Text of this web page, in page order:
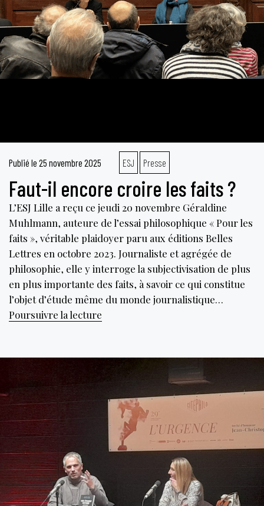
Publié le 25 novembre 2025 ESJ Presse
Faut-il encore croire les faits ?
L’ESJ Lille a reçu ce jeudi 20 novembre Géraldine
Muhlmann, auteure de l’essai philosophique « Pour les
faits », véritable plaidoyer paru aux éditions Belles
Lettres en octobre 2023. Journaliste et agrégée de
philosophie, elle y interroge la subjectivisation de plus
en plus importante des faits, à savoir ce qui constitue
l’objet d’étude même du monde journalistique…
Poursuivre la lecture
croire